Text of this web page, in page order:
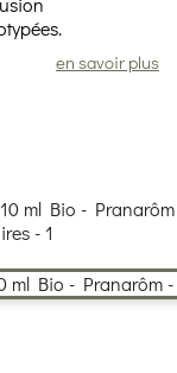
en savoir plus